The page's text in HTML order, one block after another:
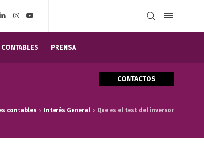
PRENSA
CONTACTOS
contables Interés General Que es el test del inversor